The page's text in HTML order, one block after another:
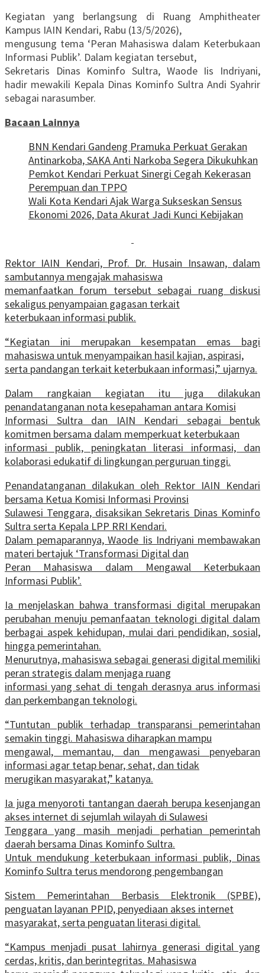
Kegiatan yang berlangsung di Ruang Amphitheater
Kampus IAIN Kendari, Rabu (13/5/2026),
mengusung tema ‘Peran Mahasiswa dalam Keterbukaan
Informasi Publik’. Dalam kegiatan tersebut,
Sekretaris Dinas Kominfo Sultra, Waode Iis Indriyani,
hadir mewakili Kepala Dinas Kominfo Sultra Andi Syahrir
sebagai narasumber.
Bacaan Lainnya
BNN Kendari Gandeng Pramuka Perkuat Gerakan
Antinarkoba, SAKA Anti Narkoba Segera Dikukuhkan
Pemkot Kendari Perkuat Sinergi Cegah Kekerasan
Perempuan dan TPPO
Wali Kota Kendari Ajak Warga Sukseskan Sensus
Ekonomi 2026, Data Akurat Jadi Kunci Kebijakan
Rektor IAIN Kendari, Prof. Dr. Husain Insawan, dalam
sambutannya mengajak mahasiswa
memanfaatkan forum tersebut sebagai ruang diskusi
sekaligus penyampaian gagasan terkait
keterbukaan informasi publik.
“Kegiatan ini merupakan kesempatan emas bagi
mahasiswa untuk menyampaikan hasil kajian, aspirasi,
serta pandangan terkait keterbukaan informasi,” ujarnya.
Dalam rangkaian kegiatan itu juga dilakukan
penandatanganan nota kesepahaman antara Komisi
Informasi Sultra dan IAIN Kendari sebagai bentuk
komitmen bersama dalam memperkuat keterbukaan
informasi publik, peningkatan literasi informasi, dan
kolaborasi edukatif di lingkungan perguruan tinggi.
Penandatanganan dilakukan oleh Rektor IAIN Kendari
bersama Ketua Komisi Informasi Provinsi
Sulawesi Tenggara, disaksikan Sekretaris Dinas Kominfo
Sultra serta Kepala LPP RRI Kendari.
Dalam pemaparannya, Waode Iis Indriyani membawakan
materi bertajuk ‘Transformasi Digital dan
Peran Mahasiswa dalam Mengawal Keterbukaan
Informasi Publik’.
Ia menjelaskan bahwa transformasi digital merupakan
perubahan menuju pemanfaatan teknologi digital dalam
berbagai aspek kehidupan, mulai dari pendidikan, sosial,
hingga pemerintahan.
Menurutnya, mahasiswa sebagai generasi digital memiliki
peran strategis dalam menjaga ruang
informasi yang sehat di tengah derasnya arus informasi
dan perkembangan teknologi.
“Tuntutan publik terhadap transparansi pemerintahan
semakin tinggi. Mahasiswa diharapkan mampu
mengawal, memantau, dan mengawasi penyebaran
informasi agar tetap benar, sehat, dan tidak
merugikan masyarakat,” katanya.
Ia juga menyoroti tantangan daerah berupa kesenjangan
akses internet di sejumlah wilayah di Sulawesi
Tenggara yang masih menjadi perhatian pemerintah
daerah bersama Dinas Kominfo Sultra.
Untuk mendukung keterbukaan informasi publik, Dinas
Kominfo Sultra terus mendorong pengembangan
Sistem Pemerintahan Berbasis Elektronik (SPBE),
penguatan layanan PPID, penyediaan akses internet
masyarakat, serta penguatan literasi digital.
“Kampus menjadi pusat lahirnya generasi digital yang
cerdas, kritis, dan berintegritas. Mahasiswa